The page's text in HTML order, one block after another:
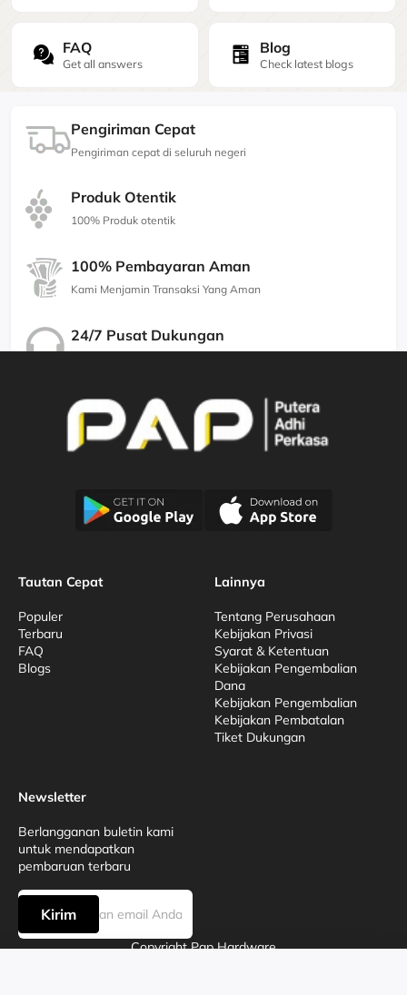
FAQ
Get all answers
Blog
Check latest blogs
Pengiriman Cepat
Pengiriman cepat di seluruh negeri
Produk Otentik
100% Produk otentik
100% Pembayaran Aman
Kami Menjamin Transaksi Yang Aman
24/7 Pusat Dukungan
Tautan Cepat
Populer
Terbaru
FAQ
Blogs
Lainnya
Tentang Perusahaan
Kebijakan Privasi
Syarat & Ketentuan
Kebijakan Pengembalian
Dana
Kebijakan Pengembalian
Kebijakan Pembatalan
Tiket Dukungan
Newsletter
Berlangganan buletin kami
untuk mendapatkan
pembaruan terbaru
Kirim
Copyright Pap Hardware